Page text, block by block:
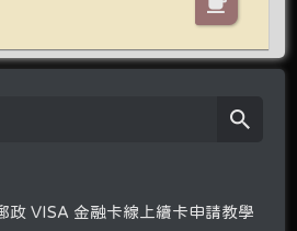
政 VISA 金融卡線上續卡申請教學